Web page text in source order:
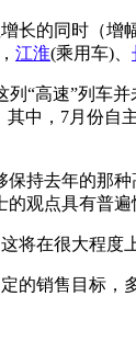
长的同时（
江淮(乘用车)、
“高速”列车
中，7月份自
持去年的那
观点具有普遍
将在很大程度
的销售目标